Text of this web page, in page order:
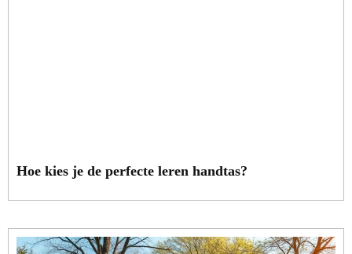
Hoe kies je de perfecte leren handtas?